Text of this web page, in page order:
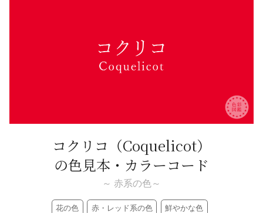
コクリコ （Coquelicot）
の色見本・カラーコード
～ 赤系の色～
花の色 赤・レッド系の色 鮮やかな色